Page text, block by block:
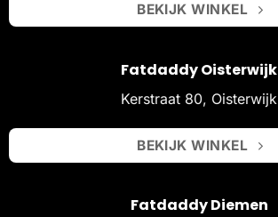
BEKIJK WINKEL
Fatdaddy Oisterwijk
Kerstraat 80, Oisterwijk
BEKIJK WINKEL
Fatdaddy Diemen